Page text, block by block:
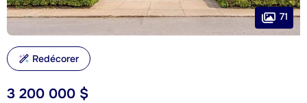
3 200 000 $
71
Redécorer